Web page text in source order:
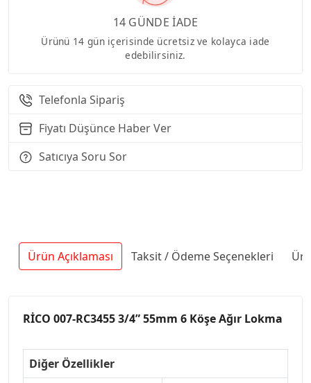
14 GÜNDE İADE
Ürünü 14 gün içerisinde ücretsiz ve kolayca iade
edebilirsiniz.
Telefonla Sipariş
Fiyatı Düşünce Haber Ver
Satıcıya Soru Sor
Ürün Açıklaması Taksit / Ödeme Seçenekleri
RİCO 007-RC3455 3/4” 55mm 6 Köşe Ağır Lokma
Diğer Özellikler